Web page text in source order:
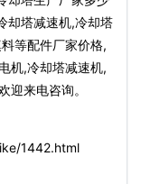
却塔减速机,冷却塔
等配件厂家价格,
机,冷却塔减速机,
迎来电咨询。
1442.html